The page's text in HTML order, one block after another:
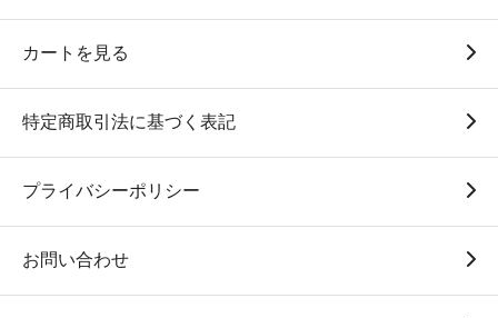
カートを見る
特定商取引法に基づく表記
プライバシーポリシー
お問い合わせ